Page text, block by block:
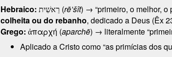
Hebraico:
רֵאשִׁית (rē’šît) → “primeiro, o melhor, o
colheita ou do rebanho, dedicado a Deus (Êx
Grego: ἀπαρχή (aparchē) → literalmente
Aplicado a Cristo como “as primícias dos